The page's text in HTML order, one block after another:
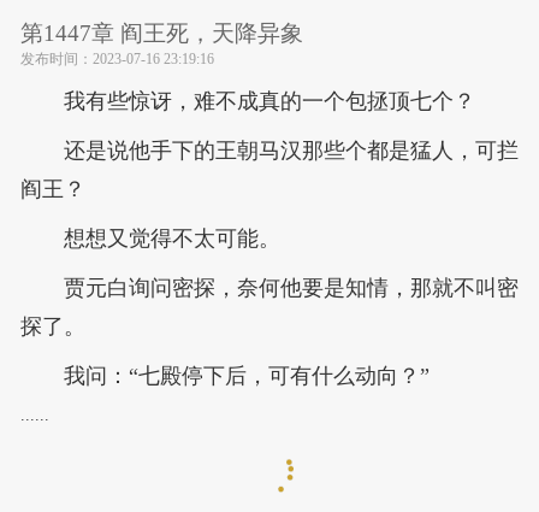
第1447章 阎王死，天降异象
发布时间： 2023-07-16 23:19:16
我有些惊讶，难不成真的一个包拯顶七个？
还是说他手下的王朝马汉那些个都是猛人，可拦
阎王？
想想又觉得不太可能。
贾元白询问密探，奈何他要是知情，那就不叫密
探了。
我问：“七殿停下后，可有什么动向？”
......